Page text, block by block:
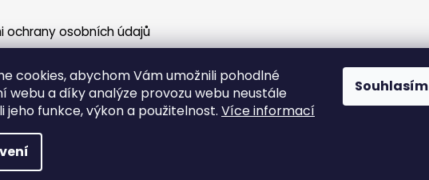
cookies, abychom Vám umožnili pohodlné
webu a díky analýze provozu webu neustále
jeho funkce, výkon a použitelnost. Více informací
Souhlasím
v
ochrany osobních údajů